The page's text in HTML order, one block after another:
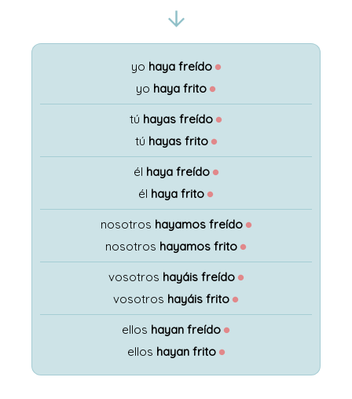
yo haya freído ●
yo haya frito ●
tú hayas freído ●
tú hayas frito ●
él haya freído ●
él haya frito ●
nosotros hayamos freído ●
nosotros hayamos frito ●
vosotros hayáis freído ●
vosotros hayáis frito ●
ellos hayan freído ●
ellos hayan frito ●